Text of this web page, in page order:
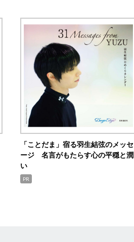
「ことだま」宿る羽生結弦のメッセ
ージ 名言がもたらす心の平穏と潤
い
PR